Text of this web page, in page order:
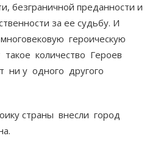
безграничной преданности и
за ее судьбу. И
героическую
количество Героев
ни у одного другого
страны внесли город